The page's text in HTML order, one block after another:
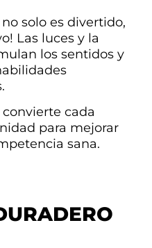
solo es divertido,
Las luces y la
los sentidos y
cada
para mejorar
sana.